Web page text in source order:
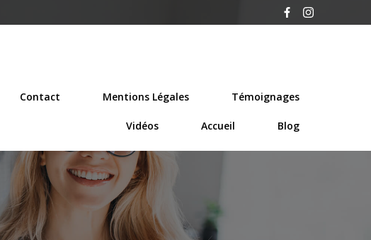
Contact Mentions Légales Témoignages
Vidéos Accueil Blog